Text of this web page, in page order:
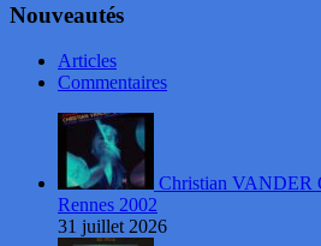
Nouveautés
Articles
Commentaires
Christian VANDER
Rennes 2002
31 juillet 2026